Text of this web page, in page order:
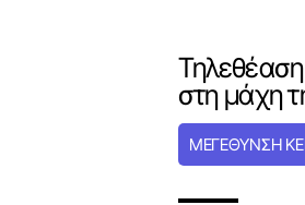
στη μάχη
ΜΕΓΕΘΥΝΣΗ